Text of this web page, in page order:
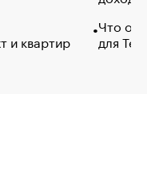
и квартир
Что
для